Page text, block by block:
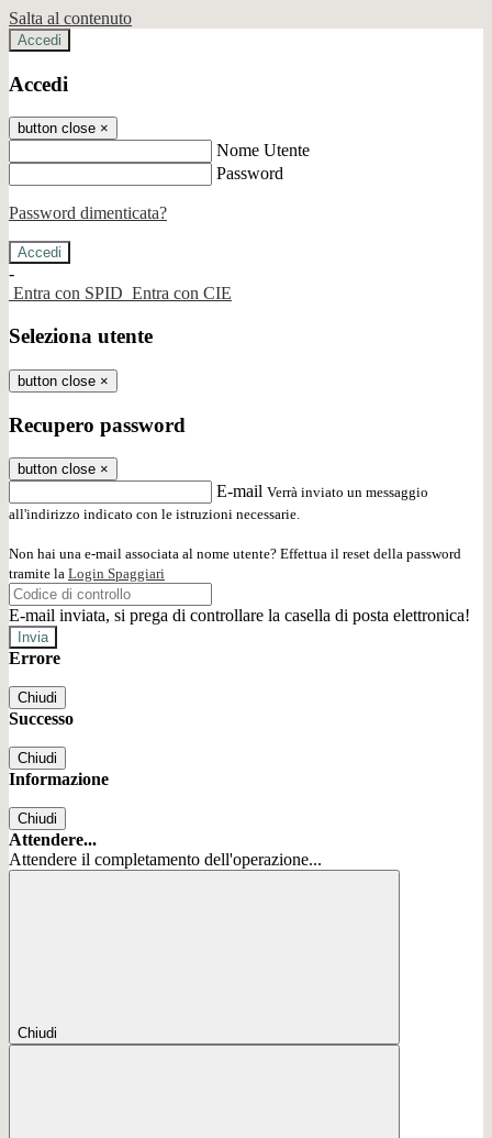
Salta al contenuto
Accedi
Accedi
button close ×
Nome Utente
Password
Password dimenticata?
-
Entra con SPID Entra con CIE
Seleziona utente
button close ×
Recupero password
button close ×
E-mail Verrà inviato un messaggio
all'indirizzo indicato con le istruzioni necessarie.
Non hai una e-mail associata al nome utente? Effettua il reset della password
tramite la Login Spaggiari
E-mail inviata, si prega di controllare la casella di posta elettronica!
Errore
Chiudi
Successo
Chiudi
Informazione
Chiudi
Attendere...
Attendere il completamento dell'operazione...
Chiudi